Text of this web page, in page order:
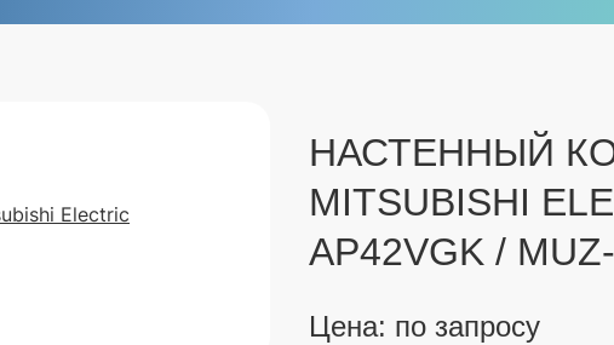
НАСТЕННЫЙ
MITSUBISHI
AP42VGK /
Цена: по запросу